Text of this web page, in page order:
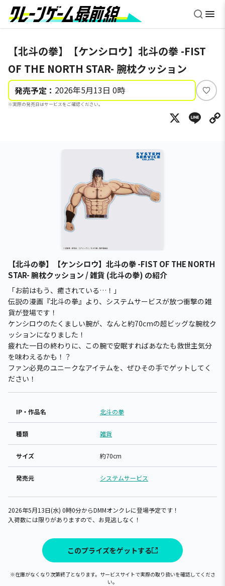
【北斗の拳】【ケンシロウ】北斗の拳 -FIST
OF THE NORTH STAR- 腕枕クッション
発売予定： 2026年5月13日 0時
※実際の発売日はサービスをご確認ください。
い
ね
X
【北斗の拳】【ケンシロウ】北斗の拳 -FIST OF THE NORTH
STAR- 腕枕クッション / 雑貨 (北斗の拳) の紹介
「お前はもう、癒されている…！」
伝説の漫画『北斗の拳』より、システムサービスが放つ衝撃の雑
貨が登場です！
ケンシロウのたくましい腕が、なんと約70cmの超ビッグな腕枕ク
ッションになりました！
疲れた一日の終わりに、この腕で安眠すればあなたも救世主気分
を味わえるかも！？
ファン必見のユニークなアイテムを、ぜひその手でゲットしてく
ださい！
IP・作品名 北斗の拳
種類 雑貨
サイズ 約70cm
発売元 システムサービス
2026年5月13日(水) 0時0分からDMMオンクレに登場予定です！
入荷数には限りがありますので、お見逃しなく！
このプライズをゲットする
※在庫がなくなり次第終了となります。サービスサイトで実際の取り扱いを確認してくださ
い。